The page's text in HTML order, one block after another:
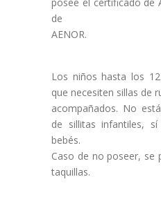
de
AENOR.
Los niños hasta los
que necesiten sillas de
acompañados. No
de sillitas infantiles,
bebés.
Caso de no poseer, se
taquillas.